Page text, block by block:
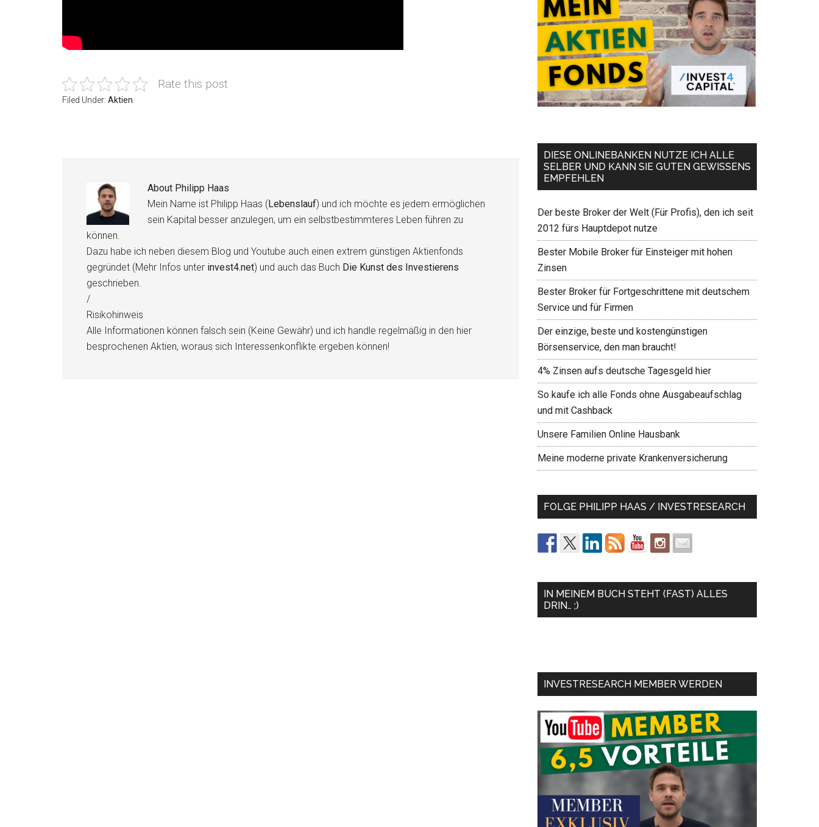
Rate this post
Filed Under: Aktien
About Philipp Haas
Mein Name ist Philipp Haas (Lebenslauf) und ich möchte es jedem ermöglichen
sein Kapital besser anzulegen, um ein selbstbestimmteres Leben führen zu
können.
Dazu habe ich neben diesem Blog und Youtube auch einen extrem günstigen Aktienfonds
gegründet (Mehr Infos unter invest4.net) und auch das Buch Die Kunst des Investierens
geschrieben.
/
Risikohinweis
Alle Informationen können falsch sein (Keine Gewähr) und ich handle regelmäßig in den hier
besprochenen Aktien, woraus sich Interessenkonflikte ergeben können!
DIESE ONLINEBANKEN NUTZE ICH ALLE
SELBER UND KANN SIE GUTEN GEWISSENS
EMPFEHLEN
Der beste Broker der Welt (Für Profis), den ich seit
2012 fürs Hauptdepot nutze
Bester Mobile Broker für Einsteiger mit hohen
Zinsen
Bester Broker für Fortgeschrittene mit deutschem
Service und für Firmen
Der einzige, beste und kostengünstigen
Börsenservice, den man braucht!
4% Zinsen aufs deutsche Tagesgeld hier
So kaufe ich alle Fonds ohne Ausgabeaufschlag
und mit Cashback
Unsere Familien Online Hausbank
Meine moderne private Krankenversicherung
FOLGE PHILIPP HAAS / INVESTRESEARCH
IN MEINEM BUCH STEHT (FAST) ALLES
DRIN… ;)
INVESTRESEARCH MEMBER WERDEN